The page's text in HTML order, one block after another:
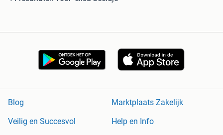
Blog
Marktplaats Zakelijk
Veilig en Succesvol
Help en Info